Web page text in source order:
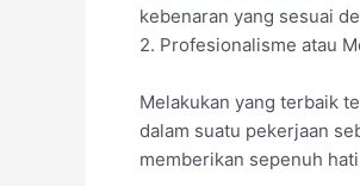
kebenaran yang sesuai
2. Profesionalisme atau
Melakukan yang terbaik
dalam suatu pekerjaan
memberikan sepenuh